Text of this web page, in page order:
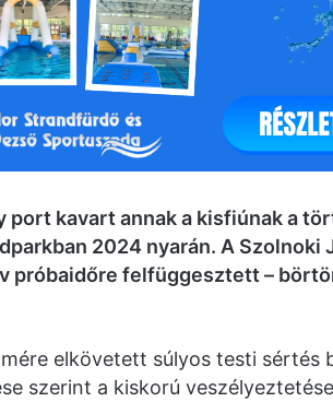
port kavart annak a kisfiúnak a
2024 nyarán. A Szolnoki
próbaidőre felfüggesztett –
elkövetett súlyos testi sértés
szerint a kiskorú